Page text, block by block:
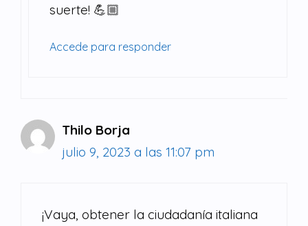
suerte! 💪🏼
Accede para responder
Thilo Borja
julio 9, 2023 a las 11:07 pm
¡Vaya, obtener la ciudadanía italiana